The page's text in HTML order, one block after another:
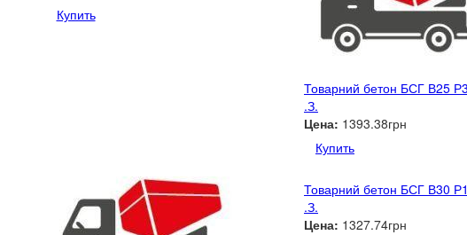
Купить
Товарний бетон БСГ В25
.З.
Цена: 1393.38грн
Купить
Товарний бетон БСГ В30
.З.
Цена: 1327.74грн